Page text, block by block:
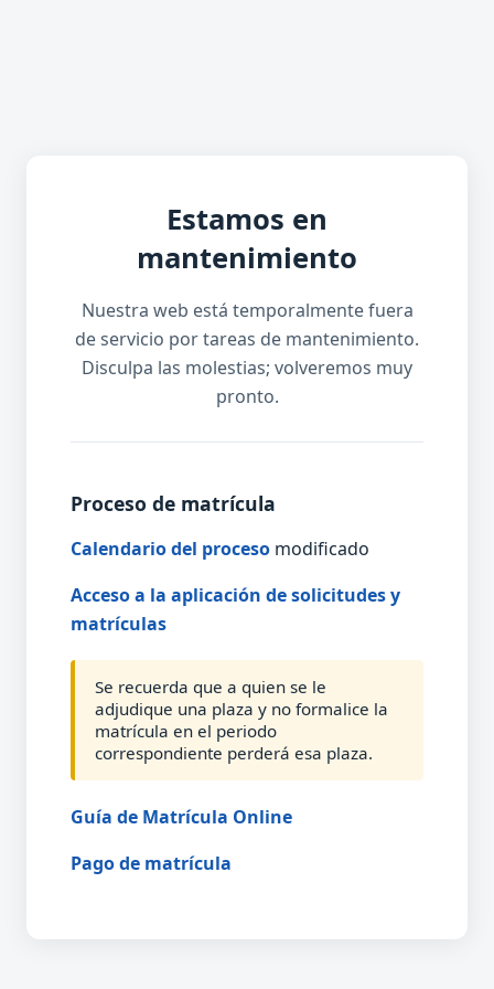
Estamos en
mantenimiento
Nuestra web está temporalmente fuera
de servicio por tareas de mantenimiento.
Disculpa las molestias; volveremos muy
pronto.
Proceso de matrícula
Calendario del proceso modificado
Acceso a la aplicación de solicitudes y
matrículas
Se recuerda que a quien se le
adjudique una plaza y no formalice la
matrícula en el periodo
correspondiente perderá esa plaza.
Guía de Matrícula Online
Pago de matrícula